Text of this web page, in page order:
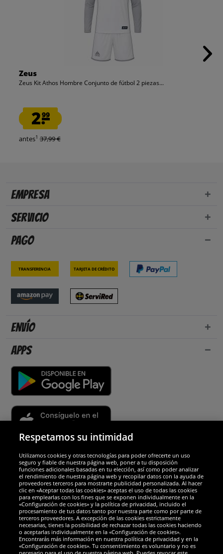
Zeus
Zeus Kit Athos Hombre Conjunto de fútbol 2 piezas...
2.99
antes1 37,99 €
Empresa
Servicio
Pago
Transferencia Tarjeta de crédito
Envío
Apps
Socios y seguridad
Galardones
Respetamos su intimidad
Utilizamos cookies y otras tecnologías para poder ofrecerte un uso
seguro y fiable de nuestra página web, poner a tu disposición
funciones adicionales basadas en tu elección, así como poder analizar
el rendimiento de nuestra página web y recopilar datos con la ayuda de
proveedores terceros para mostrarte publicidad personalizada. Al hacer
clic en «Aceptar todas las cookies» aceptas el uso de todas las cookies
para emplearlas con los fines que se exponen individualmente en la
«Configuración de cookies» y la política de privacidad, incluido el
procesamiento de tus datos tanto por nuestra parte como por parte de
terceros proveedores. A excepción de las cookies estrictamente
necesarias, tienes la posibilidad de rechazar todas las cookies haciendo
o aceptarlas individualmente en la «Configuración de cookies».
Encontrarás más información en nuestra política de privacidad y en la
«Configuración de cookies». Tu consentimiento es voluntario y no es